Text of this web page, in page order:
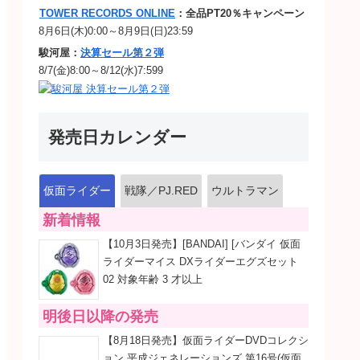
TOWER RECORDS ONLINE ：全品PT20％キャンペーン
8月6日(木)0:00～8月9日(日)23:59
駿河屋： 決算セール第２弾
8/7(金)8:00～8/12(水)7:599
発売日カレンダー
仮面ライダー 戦隊／PJ.RED ウルトラマン
新着情報
【10月3日発売】[BANDAI] [バンダイ 仮面
ライダーマイス DXライダーエグズセット
02 対象年齢 3 才以上
明後日以降の発売
【8月18日発売】仮面ライダーDVDコレクシ